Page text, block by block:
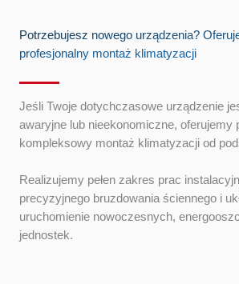
Potrzebujesz nowego urządzenia?
profesjonalny montaż klimatyzacji
Jeśli Twoje dotychczasowe urządzenie
awaryjne lub nieekonomiczne, oferujemy
kompleksowy montaż klimatyzacji od
Realizujemy pełen zakres prac
precyzyjnego bruzdowania ściennego i
uruchomienie nowoczesnych,
jednostek.